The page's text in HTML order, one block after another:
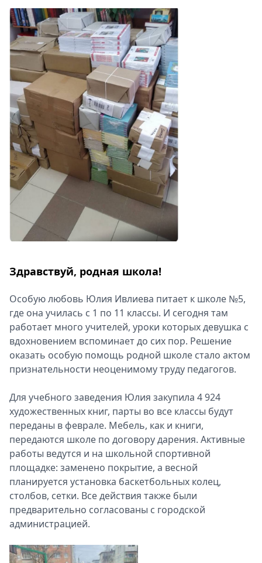
Здравствуй, родная школа!
Особую любовь Юлия Ивлиева питает к школе №5,
где она училась с 1 по 11 классы. И сегодня там
работает много учителей, уроки которых девушка с
вдохновением вспоминает до сих пор. Решение
оказать особую помощь родной школе стало актом
признательности неоценимому труду педагогов.
Для учебного заведения Юлия закупила 4 924
художественных книг, парты во все классы будут
переданы в феврале. Мебель, как и книги,
передаются школе по договору дарения. Активные
работы ведутся и на школьной спортивной
площадке: заменено покрытие, а весной
планируется установка баскетбольных колец,
столбов, сетки. Все действия также были
предварительно согласованы с городской
администрацией.